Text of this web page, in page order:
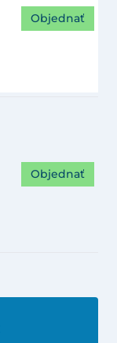
Objednať
Objednať